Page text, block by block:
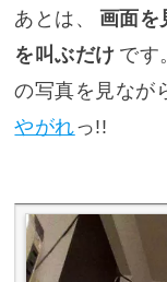
あとは、
画面を
を叫ぶだけ です
の写真を見なが
やがれっ!!